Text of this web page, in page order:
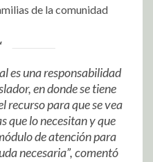
de la comunidad
es una responsabilidad
en donde se tiene
recurso para que se vea
que lo necesitan y que
de atención para
necesaria”, comentó